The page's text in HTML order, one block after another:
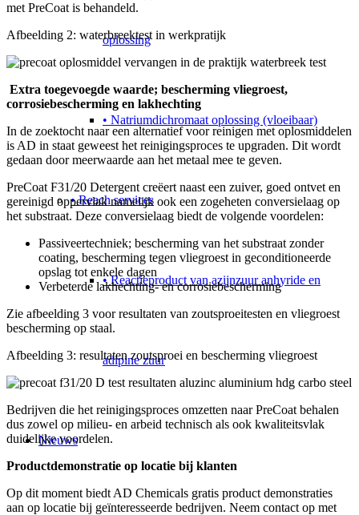
oplossing
• Natriumdichromaat oplossing (vloeibaar)
• Reach services
• Reactieproduct van azijnzuur anhyride en
adipine zuur
Nieuws
met PreCoat is behandeld.
Afbeelding 2: waterbreektest in werkpratijk
Extra toegevoegde waarde; bescherming vliegroest,
corrosiebescherming en lakhechting
In de zoektocht naar een alternatief voor reinigen met oplosmiddelen
is AD in staat geweest het reinigingsproces te upgraden. Dit wordt
gedaan door meerwaarde aan het metaal mee te geven.
PreCoat F31/20 Detergent creëert naast een zuiver, goed ontvet en
gereinigd oppervlak namelijk ook een zogeheten conversielaag op
het substraat. Deze conversielaag biedt de volgende voordelen:
Passiveertechniek; bescherming van het substraat zonder
coating, bescherming tegen vliegroest in geconditioneerde
opslag tot enkele dagen
Verbeterde lakhechting- en corrosiebescherming
Zie afbeelding 3 voor resultaten van zoutsproeitesten en vliegroest
bescherming op staal.
Afbeelding 3: resultaten zoutsproei en bescherming vliegroest
Bedrijven die het reinigingsproces omzetten naar PreCoat behalen
dus zowel op milieu- en arbeid technisch als ook kwaliteitsvlak
duidelijke voordelen.
Productdemonstratie op locatie bij klanten
Op dit moment biedt AD Chemicals gratis product demonstraties
aan op locatie bij geïnteresseerde bedrijven. Neem contact op met